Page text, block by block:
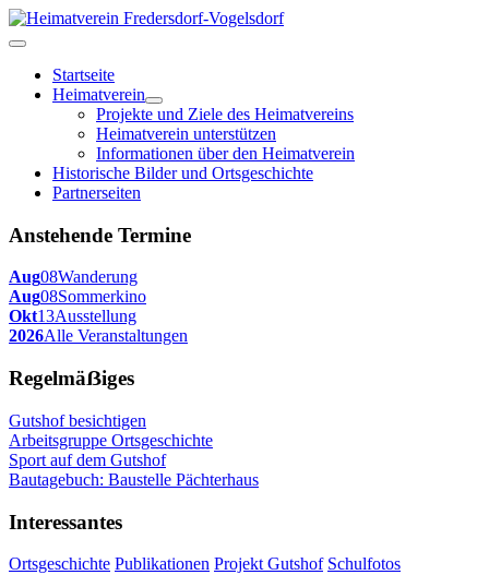
Startseite
Heimatverein
Projekte und Ziele des Heimatvereins
Heimatverein unterstützen
Informationen über den Heimatverein
Historische Bilder und Ortsgeschichte
Partnerseiten
Anstehende Termine
Aug08Wanderung
Aug08Sommerkino
Okt13Ausstellung
2026Alle Veranstaltungen
Regelmäẞiges
Gutshof besichtigen
Arbeitsgruppe Ortsgeschichte
Sport auf dem Gutshof
Bautagebuch: Baustelle Pächterhaus
Interessantes
Ortsgeschichte Publikationen Projekt Gutshof Schulfotos